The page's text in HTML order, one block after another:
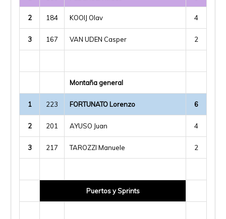
2 184 KOOIJ Olav 4
3 167 VAN UDEN Casper 2
Montaña general
1 223 FORTUNATO Lorenzo 6
2 201 AYUSO Juan 4
3 217 TAROZZI Manuele 2
Puertos y Sprints